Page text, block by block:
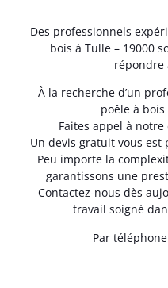
Des professionnels
bois à Tulle – 19000
répondre
À la recherche d’un
poêle à bois
Faites appel à
Un devis gratuit vous est
Peu importe la
garantissons une
Contactez-nous dès
travail soigné
Par